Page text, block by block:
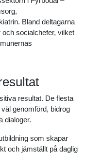
Bland deltagarna
socialchefer, vilket
resultat. De flesta
genomförd, bidrog
dialoger.
som skapar
och jämställt på daglig